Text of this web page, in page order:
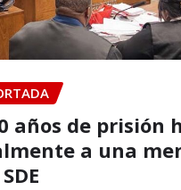
años de prisión
a una